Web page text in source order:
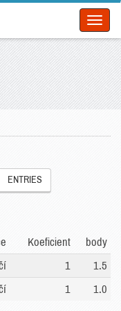
ENTRIES
Koeficient
body
1
1.5
1 1.0